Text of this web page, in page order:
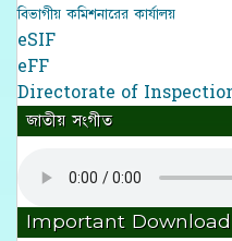
বিভাগীয় কমিশনারের কার্যালয়
eSIF
eFF
Directorate of
জাতীয় সংগীত
Important